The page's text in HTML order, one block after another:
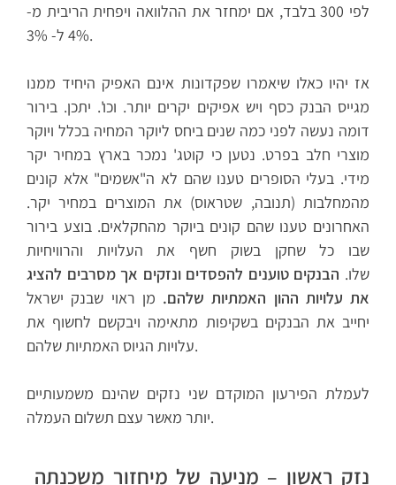
לפי 300 בלבד, אם ימחזר את ההלוואה ויפחית הריבית מ-
4% ל- 3%.
אז יהיו כאלו שיאמרו שפקדונות אינם האפיק היחיד ממנו
מגייס הבנק כסף ויש אפיקים יקרים יותר. וכו'. יתכן. בירור
דומה נעשה לפני כמה שנים ביחס ליוקר המחיה בכלל ויוקר
מוצרי חלב בפרט. נטען כי קוטג' נמכר בארץ במחיר יקר
מידי. בעלי הסופרים טענו שהם לא ה"אשמים" אלא קונים
מהמחלבות (תנובה, שטראוס) את המוצרים במחיר יקר.
האחרונים טענו שהם קונים ביוקר מהחקלאים. בוצע בירור
שבו כל שחקן בשוק חשף את העלויות והרוויחיות
שלו. הבנקים טוענים להפסדים ונזקים אך מסרבים להציג
את עלויות ההון האמתיות שלהם. מן ראוי שבנק ישראל
יחייב את הבנקים בשקיפות מתאימה ויבקשם לחשוף את
עלויות הגיוס האמתיות שלהם.
לעמלת הפירעון המוקדם שני נזקים שהינם משמעותיים
יותר מאשר עצם תשלום העמלה.